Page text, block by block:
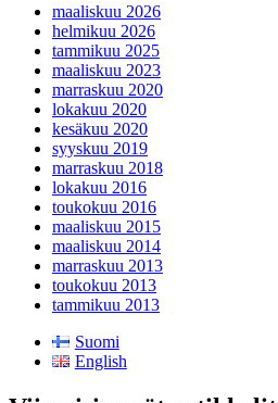
maaliskuu 2026
helmikuu 2026
tammikuu 2025
maaliskuu 2023
marraskuu 2020
lokakuu 2020
kesäkuu 2020
syyskuu 2019
marraskuu 2018
lokakuu 2016
toukokuu 2016
maaliskuu 2015
maaliskuu 2014
marraskuu 2013
toukokuu 2013
tammikuu 2013
Suomi
English